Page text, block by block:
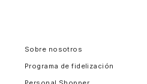
Sobre nosotros
Programa de fidelización